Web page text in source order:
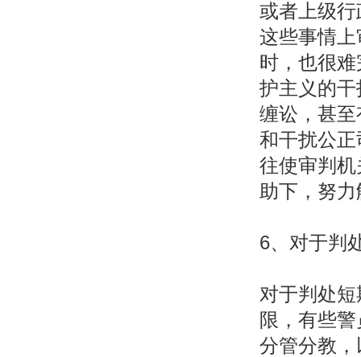
或者上级
这些事情
时，也很
护主义的
缠讼，甚
和干扰公
往使审判
助下，努
6、对于判
对于判处
限，有些
分管分教，